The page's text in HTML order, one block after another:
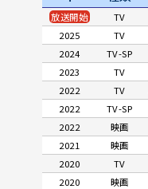
放送開始 TV
2025 TV
2024 TV-SP
2023
TV
2022 TV
2022 TV-SP
2022 映画
2021 映画
2020 TV
2020 映画